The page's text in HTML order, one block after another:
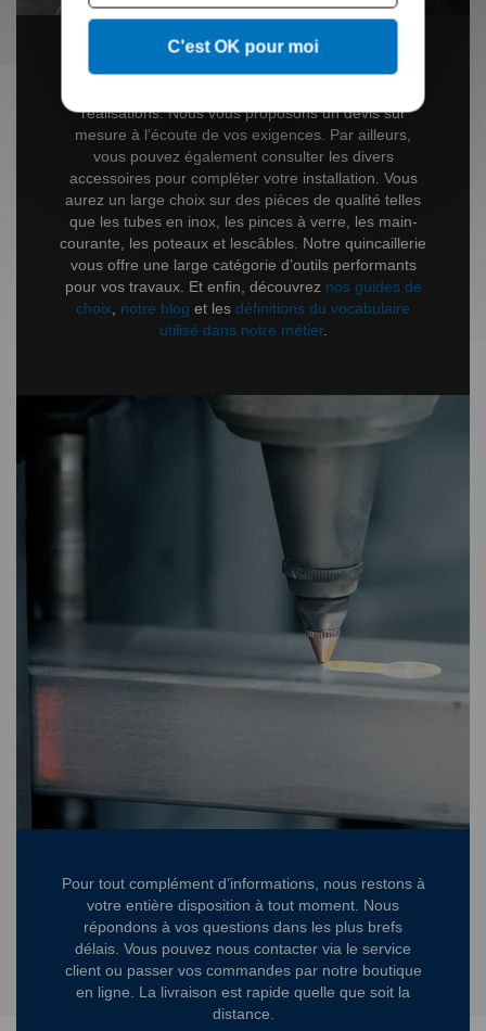
réalisations. Nous vous proposons un devis sur
mesure à l’écoute de vos exigences. Par ailleurs,
vous pouvez également consulter les divers
accessoires pour compléter votre installation. Vous
aurez un large choix sur des pièces de qualité telles
que les tubes en inox, les pinces à verre, les main-
courante, les poteaux et lescâbles. Notre quincaillerie
vous offre une large catégorie d’outils performants
pour vos travaux. Et enfin, découvrez nos guides de
choix notre blog et les définitions du vocabulaire
utilisé dans notre métier.
Pour tout complément d’informations, nous restons à
votre entière disposition à tout moment. Nous
répondons à vos questions dans les plus brefs
délais. Vous pouvez nous contacter via le service
client ou passer vos commandes par notre boutique
en ligne. La livraison est rapide quelle que soit la
distance.
C'est OK pour moi